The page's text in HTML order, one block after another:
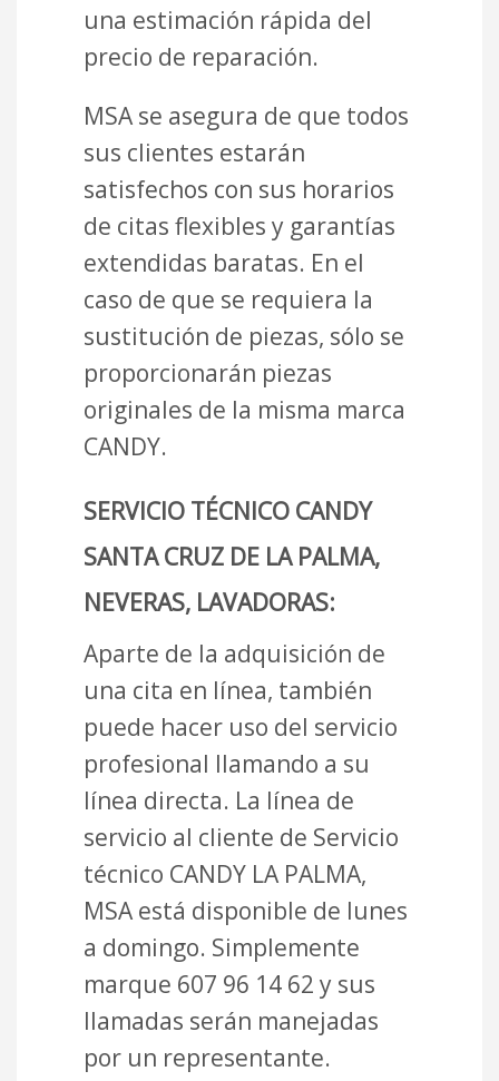
una estimación rápida del
precio de reparación.
MSA se asegura de que todos
sus clientes estarán
satisfechos con sus horarios
de citas flexibles y garantías
extendidas baratas. En el
caso de que se requiera la
sustitución de piezas, sólo se
proporcionarán piezas
originales de la misma marca
CANDY.
SERVICIO TÉCNICO CANDY
SANTA CRUZ DE LA PALMA,
NEVERAS, LAVADORAS:
Aparte de la adquisición de
una cita en línea, también
puede hacer uso del servicio
profesional llamando a su
línea directa. La línea de
servicio al cliente de Servicio
técnico CANDY LA PALMA,
MSA está disponible de lunes
a domingo. Simplemente
marque 607 96 14 62 y sus
llamadas serán manejadas
por un representante.